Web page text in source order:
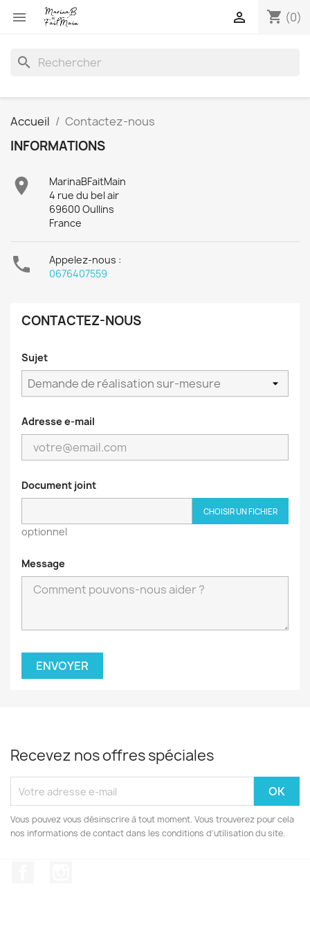
 shopping_cart (0)

search
Accueil Contactez-nous
INFORMATIONS

MarinaBFaitMain
4 rue du bel air
69600 Oullins
France

Appelez-nous :
0676407559
CONTACTEZ-NOUS
Sujet
Adresse e-mail
Document joint
CHOISIR UN FICHIER
optionnel
Message
Recevez nos offres spéciales
Vous pouvez vous désinscrire à tout moment. Vous trouverez pour cela
nos informations de contact dans les conditions d'utilisation du site.